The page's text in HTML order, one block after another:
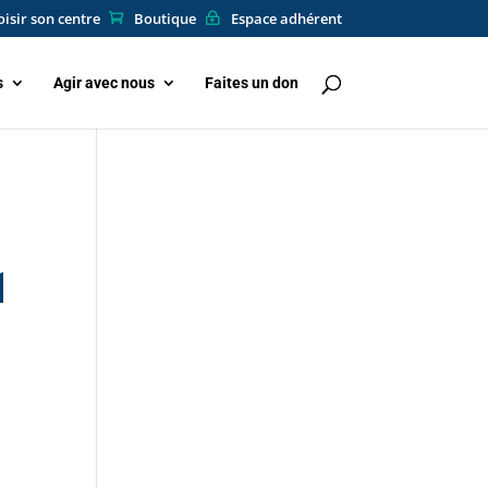
son centre Boutique Espace adhérent
Agir avec nous Faites un don